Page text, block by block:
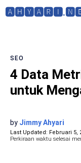
SEO
4 Data
untuk
by Jimmy Ahyari
Last Updated: Februari 5,
Perkiraan waktu selesai